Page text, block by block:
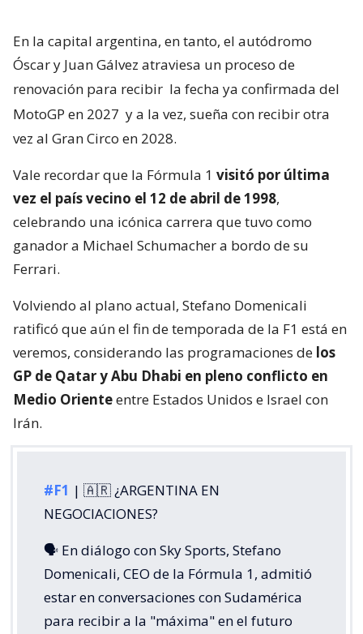
En la capital argentina, en tanto, el autódromo
Óscar y Juan Gálvez atraviesa un proceso de
renovación para recibir la fecha ya confirmada del
MotoGP en 2027 y a la vez, sueña con recibir otra
vez al Gran Circo en 2028.
Vale recordar que la Fórmula 1 visitó por última
vez el país vecino el 12 de abril de 1998,
celebrando una icónica carrera que tuvo como
ganador a Michael Schumacher a bordo de su
Ferrari.
Volviendo al plano actual, Stefano Domenicali
ratificó que aún el fin de temporada de la F1 está en
veremos, considerando las programaciones de los
GP de Qatar y Abu Dhabi en pleno conflicto en
Medio Orienteentre Estados Unidos e Israel con
Irán.
#F1 | 🇦🇷 ¿ARGENTINA EN
NEGOCIACIONES?
🗣️ En diálogo con Sky Sports, Stefano
Domenicali, CEO de la Fórmula 1, admitió
estar en conversaciones con Sudamérica
para recibir a la "máxima" en el futuro